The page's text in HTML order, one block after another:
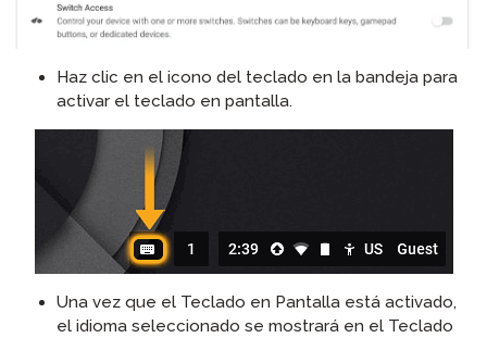
Haz clic en el icono del teclado en la bandeja para
activar el teclado en pantalla.
Una vez que el Teclado en Pantalla está activado,
el idioma seleccionado se mostrará en el Teclado